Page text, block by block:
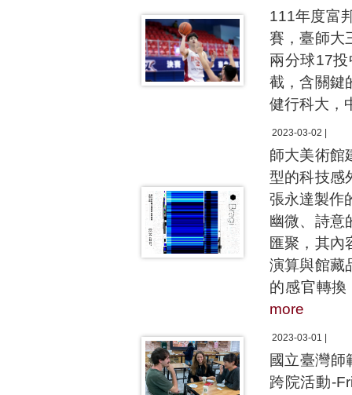
111年度富
賽，臺師大
兩分球17
截，含關鍵
健行科大，
2023-03-02 |
師大美術館
型的科技感
張永達製作
幽微、詩意
匯聚，其內
演算與館藏
的感官轉
more
2023-03-01 |
國立臺灣
跨院活動-